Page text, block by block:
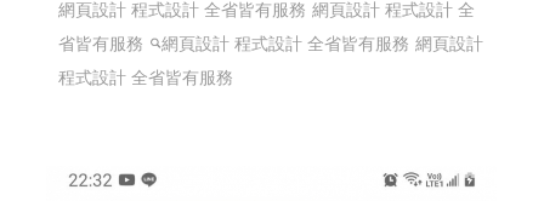
網頁設計 程式設計 全省皆有服務 網頁設計 程式設計 全
省皆有服務
網頁設計 程式設計 全省皆有服務 網頁設計
程式設計 全省皆有服務